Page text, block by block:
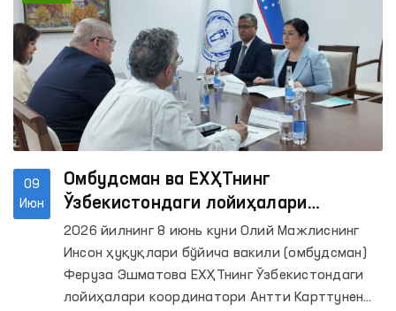
09
Июн
Омбудсман ва ЕХҲТнинг
Ўзбекистондаги лойиҳалари
координатори ўртасидаги
ҳамкорлик йўналишлари муҳокама
қилинди
2026 йилнинг 8 июнь куни Олий Мажлиснинг
Инсон ҳуқуқлари бўйича вакили (омбудсман)
Феруза Эшматова ЕХҲТнинг Ўзбекистондаги
лойиҳалари координатори Антти Карттунен